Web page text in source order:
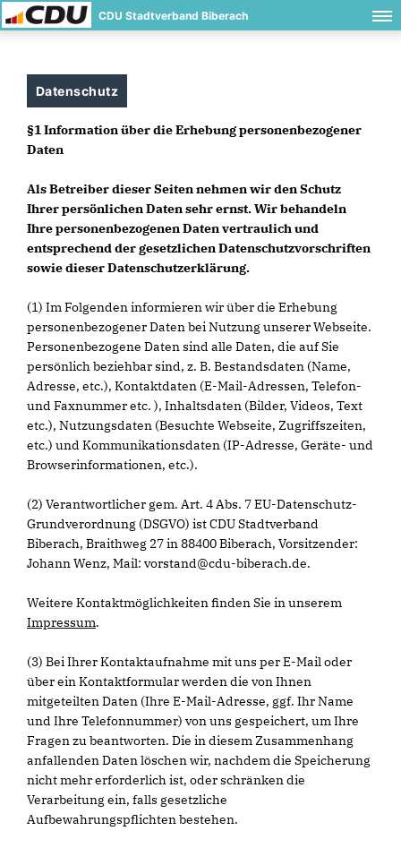
CDU Stadtverband Biberach
Datenschutz
§1 Information über die Erhebung personenbezogener
Daten
Als Betreiber dieser Seiten nehmen wir den Schutz
Ihrer persönlichen Daten sehr ernst. Wir behandeln
Ihre personenbezogenen Daten vertraulich und
entsprechend der gesetzlichen Datenschutzvorschriften
sowie dieser Datenschutzerklärung.
(1) Im Folgenden informieren wir über die Erhebung
personenbezogener Daten bei Nutzung unserer Webseite.
Personenbezogene Daten sind alle Daten, die auf Sie
persönlich beziehbar sind, z. B. Bestandsdaten (Name,
Adresse, etc.), Kontaktdaten (E-Mail-Adressen, Telefon-
und Faxnummer etc. ), Inhaltsdaten (Bilder, Videos, Text
etc.), Nutzungsdaten (Besuchte Webseite, Zugriffszeiten,
etc.) und Kommunikationsdaten (IP-Adresse, Geräte- und
Browserinformationen, etc.).
(2) Verantwortlicher gem. Art. 4 Abs. 7 EU-Datenschutz-
Grundverordnung (DSGVO) ist CDU Stadtverband
Biberach, Braithweg 27 in 88400 Biberach, Vorsitzender:
Johann Wenz, Mail: vorstand@cdu-biberach.de.
Weitere Kontaktmöglichkeiten finden Sie in unserem
Impressum.
(3) Bei Ihrer Kontaktaufnahme mit uns per E-Mail oder
über ein Kontaktformular werden die von Ihnen
mitgeteilten Daten (Ihre E-Mail-Adresse, ggf. Ihr Name
und Ihre Telefonnummer) von uns gespeichert, um Ihre
Fragen zu beantworten. Die in diesem Zusammenhang
anfallenden Daten löschen wir, nachdem die Speicherung
nicht mehr erforderlich ist, oder schränken die
Verarbeitung ein, falls gesetzliche
Aufbewahrungspflichten bestehen.